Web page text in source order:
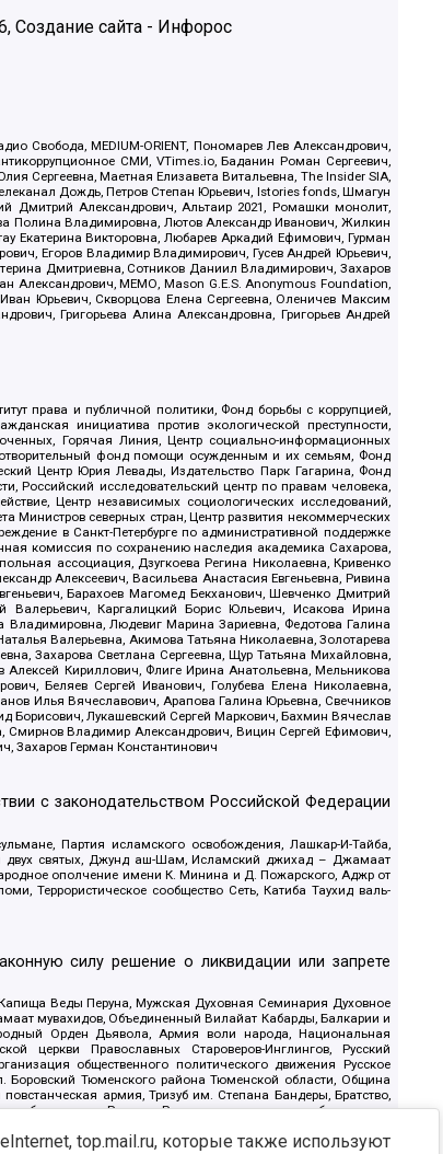
Создание сайта - Инфорос
Свобода, MEDIUM-ORIENT, Пономарев Лев Александрович,
СМИ, VTimes.io, Баданин Роман Сергеевич,
Сергеевна, Маетная Елизавета Витальевна, The Insider SIA,
Дождь, Петров Степан Юрьевич, Istories fonds, Шмагун
Дмитрий Александрович, Альтаир 2021, Ромашки монолит,
Полина Владимировна, Лютов Александр Иванович, Жилкин
Екатерина Викторовна, Любарев Аркадий Ефимович, Гурман
Егоров Владимир Владимирович, Гусев Андрей Юрьевич,
Дмитриевна, Сотников Даниил Владимирович, Захаров
Александрович, МЕМО, Mason G.E.S. Anonymous Foundation,
Юрьевич, Скворцова Елена Сергеевна, Оленичев Максим
Григорьева Алина Александровна, Григорьев Андрей
права и публичной политики, Фонд борьбы с коррупцией,
инициатива против экологической преступности,
Горячая Линия, Центр социально-информационных
фонд помощи осужденным и их семьям, Фонд
Центр Юрия Левады, Издательство Парк Гагарина, Фонд
Российский исследовательский центр по правам человека,
Центр независимых социологических исследований,
северных стран, Центр развития некоммерческих
в Санкт-Петербурге по административной поддержке
комиссия по сохранению наследия академика Сахарова,
ассоциация, Дзугкоева Регина Николаевна, Кривенко
Алексеевич, Васильева Анастасия Евгеньевна, Ривина
Барахоев Магомед Бекханович, Шевченко Дмитрий
Каргалицкий Борис Юльевич, Исакова Ирина
Владимировна, Людевиг Марина Зариевна, Федотова Галина
Валерьевна, Акимова Татьяна Николаевна, Золотарева
Захарова Светлана Сергеевна, Щур Татьяна Михайловна,
Кириллович, Флиге Ирина Анатольевна, Мельникова
Беляев Сергей Иванович, Голубева Елена Николаевна,
Илья Вячеславович, Арапова Галина Юрьевна, Свечников
Борисович, Лукашевский Сергей Маркович, Бахмин Вячеслав
Смирнов Владимир Александрович, Вицин Сергей Ефимович,
Захаров Герман Константинович
с законодательством Российской Федерации
Партия исламского освобождения, Лашкар-И-Тайба,
двух святых, Джунд аш-Шам, Исламский джихад – Джамаат
ополчение имени К. Минина и Д. Пожарского, Аджр от
Террористическое сообщество Сеть, Катиба Таухид валь-
силу решение о ликвидации или запрете
Веды Перуна, Мужская Духовная Семинария Духовное
мувахидов, Объединенный Вилайат Кабарды, Балкарии и
Орден Дьявола, Армия воли народа, Национальная
церкви Православных Староверов-Инглингов, Русский
общественного политического движения Русское
Боровский Тюменского района Тюменской области, Община
армия, Тризуб им. Степана Бандеры, Братство,
объединение Русские, Русское национальное объединение
и Единения, Каракольская инициативная группа, Автоград
top.mail.ru, которые также используют